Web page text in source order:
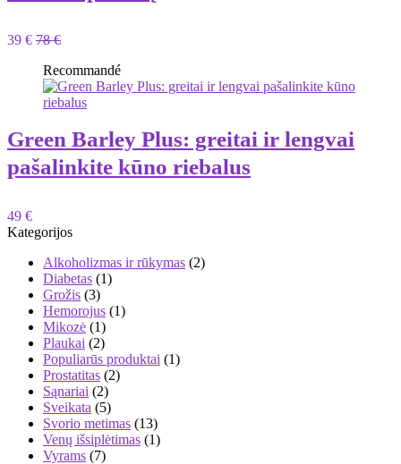
39 € 78 €
Recommandé
Green Barley Plus: greitai ir lengvai
pašalinkite kūno riebalus
49 €
Kategorijos
Alkoholizmas ir rūkymas (2)
Diabetas (1)
Grožis (3)
Hemorojus (1)
Mikozė (1)
Plaukai (2)
Populiarūs produktai (1)
Prostatitas (2)
Sąnariai (2)
Sveikata (5)
Svorio metimas (13)
Venų išsiplėtimas (1)
Vyrams (7)